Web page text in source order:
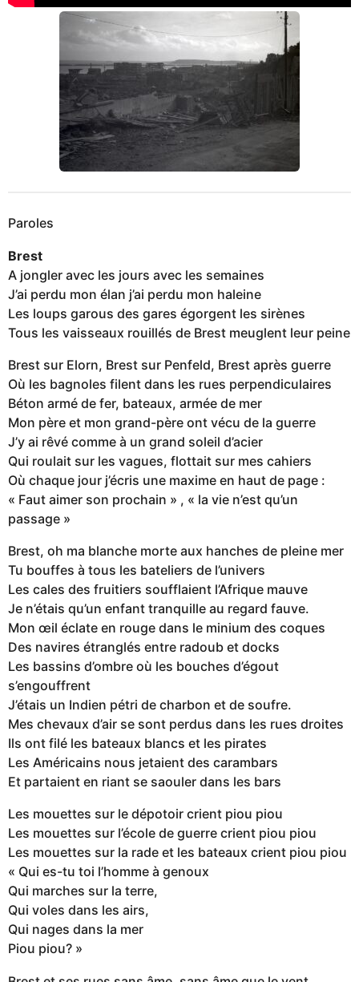
Paroles
Brest
A jongler avec les jours avec les semaines
J’ai perdu mon élan j’ai perdu mon haleine
Les loups garous des gares égorgent les sirènes
Tous les vaisseaux rouillés de Brest meuglent leur peine
Brest sur Elorn, Brest sur Penfeld, Brest après guerre
Où les bagnoles filent dans les rues perpendiculaires
Béton armé de fer, bateaux, armée de mer
Mon père et mon grand-père ont vécu de la guerre
J’y ai rêvé comme à un grand soleil d’acier
Qui roulait sur les vagues, flottait sur mes cahiers
Où chaque jour j’écris une maxime en haut de page :
« Faut aimer son prochain » , « la vie n’est qu’un
passage »
Brest, oh ma blanche morte aux hanches de pleine mer
Tu bouffes à tous les bateliers de l’univers
Les cales des fruitiers soufflaient l’Afrique mauve
Je n’étais qu’un enfant tranquille au regard fauve.
Mon œil éclate en rouge dans le minium des coques
Des navires étranglés entre radoub et docks
Les bassins d’ombre où les bouches d’égout
s’engouffrent
J’étais un Indien pétri de charbon et de soufre.
Mes chevaux d’air se sont perdus dans les rues droites
Ils ont filé les bateaux blancs et les pirates
Les Américains nous jetaient des carambars
Et partaient en riant se saouler dans les bars
Les mouettes sur le dépotoir crient piou piou
Les mouettes sur l’école de guerre crient piou piou
Les mouettes sur la rade et les bateaux crient piou piou
« Qui es-tu toi l’homme à genoux
Qui marches sur la terre,
Qui voles dans les airs,
Qui nages dans la mer
Piou piou? »